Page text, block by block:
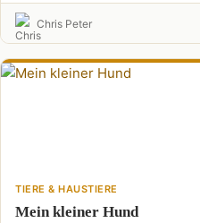
Chris Peter
TIERE & HAUSTIERE
Mein kleiner Hund